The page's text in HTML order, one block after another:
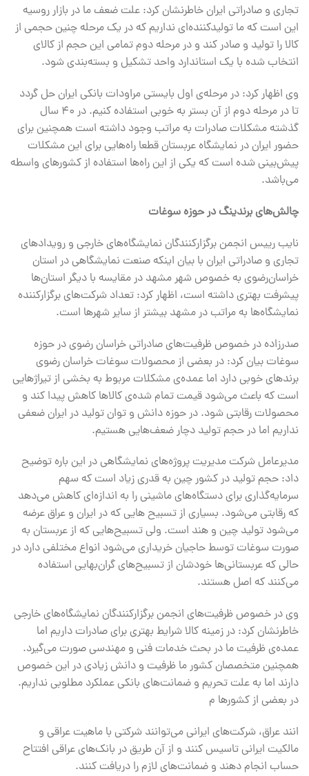
تجاری و صادراتی ایران خاطرنشان کرد: علت ضعف ما در بازار روسیه
این است که ما تولیدکننده‌ای نداریم که در یک مرحله چنین حجمی از
کالا را تولید و صادر کند و در مرحله دوم تمامی این حجم از کالای
انتخاب شده با یک استاندارد واحد تشکیل و بسته‌بندی شود.
وی اظهار کرد: در مرحله‌ی اول بایستی مراودات بانکی ایران حل گردد
تا در مرحله دوم از آن بستر به خوبی استفاده کنیم. در ۴۰ سال
گذشته مشکلات صادرات به مراتب وجود داشته است همچنین برای
حضور ایران در نمایشگاه عربستان قطعا راه‌هایی برای این مشکلات
پیش‌بینی شده است که یکی از این راه‌ها استفاده از کشورهای واسطه
می‌باشد.
چالش‌های برندینگ در حوزه سوغات
نایب رییس انجمن برگزارکنندگان نمایشگاه‌های خارجی و رویدادهای
تجاری و صادراتی ایران با بیان اینکه صنعت نمایشگاهی در استان
خراسان‌رضوی به خصوص شهر مشهد در مقایسه با دیگر استان‌ها
پیشرفت بهتری داشته است، اظهار کرد: تعداد شرکت‌های برگزارکننده
نمایشگاه‌ها به مراتب در مشهد بیشتر از سایر شهرها است.
صدرزاده در خصوص ظرفیت‌های صادراتی خراسان رضوی در حوزه
سوغات بیان کرد: در بعضی از محصولات سوغات خراسان رضوی
برندهای خوبی دارد اما عمده‌ی مشکلات مربوط به بخشی از تیراژهایی
است که باعث می‌شود قیمت تمام شده‌ی کالاها کاهش پیدا کند و
محصولات رقابتی شود. در حوزه دانش و توان تولید در ایران ضعفی
نداریم اما در حجم تولید دچار ضعف‌هایی هستیم.
مدیرعامل شرکت مدیریت پروژه‌های نمایشگاهی در این باره توضیح
داد: حجم تولید در کشور چین به قدری زیاد است که سهم
سرمایه‌گذاری برای دستگاه‌های ماشینی را به اندازه‌ای کاهش می‌دهد
که رقابتی می‌شود. بسیاری از تسبیح هایی که در ایران و عراق عرضه
می‌شود تولید چین و هند است. ولی تسبیح‌هایی که از عربستان به
صورت سوغات توسط حاجیان خریداری می‌شود انواع مختلفی دارد در
حالی که عربستانی‌ها خودشان از تسبیح‌های گران‌بهایی استفاده
می‌کنند که اصل هستند.
وی در خصوص ظرفیت‌های انجمن برگزارکنندگان نمایشگاه‌های خارجی
خاطرنشان کرد: در زمینه کالا شرایط بهتری برای صادرات داریم اما
عمده‌ی ظرفیت ما در بحث خدمات فنی و مهندسی صورت می‌گیرد.
همچنین متخصصان کشور ما ظرفیت و دانش زیادی در این خصوص
دارند اما به علت تحریم و ضمانت‌های بانکی عملکرد مطلوبی نداریم.
در بعضی از کشورها م
انند عراق، شرکت‌های ایرانی می‌توانند شرکتی با ماهیت عراقی و
مالکیت ایرانی تاسیس کنند و از آن طریق در بانک‌های عراقی افتتاح
حساب انجام دهند و ضمانت‌های لازم را دریافت کنند.